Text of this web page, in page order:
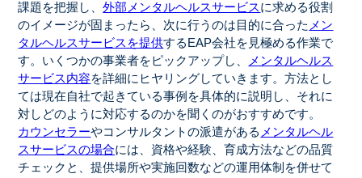
課題を把握し、外部メンタルヘルスサービスに求める役割
のイメージが固まったら、次に行うのは目的に合った メン
タルヘルスサービスを提供するEAP会社を見極める作業で
す。いくつかの事業者をピックアップし、
メンタルヘルス
サービス内容を詳細にヒヤリングしていきます。方法とし
ては現在自社で起きている事例を具体的に説明し、それに
対しどのように対応するのかを聞くのがおすすめです。
カウンセラーやコンサルタントの派遣がある メンタルヘル
スサービスの場合には、資格や経験、育成方法などの品質
チェックと、提供場所や実施回数などの運用体制を併せて